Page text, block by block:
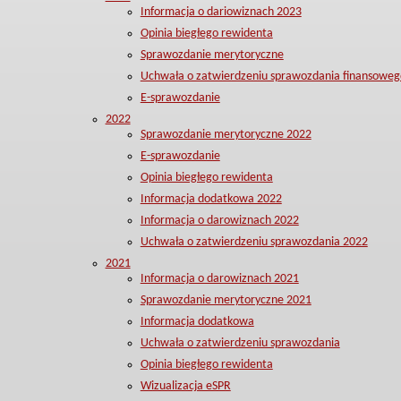
Informacja o dariowiznach 2023
Opinia biegłego rewidenta
Sprawozdanie merytoryczne
Uchwała o zatwierdzeniu sprawozdania
E-sprawozdanie
2022
Sprawozdanie merytoryczne 2022
E-sprawozdanie
Opinia biegłego rewidenta
Informacja dodatkowa 2022
Informacja o darowiznach 2022
Uchwała o zatwierdzeniu sprawozdania 2022
2021
Informacja o darowiznach 2021
Sprawozdanie merytoryczne 2021
Informacja dodatkowa
Uchwała o zatwierdzeniu sprawozdania
Opinia biegłego rewidenta
Wizualizacja eSPR